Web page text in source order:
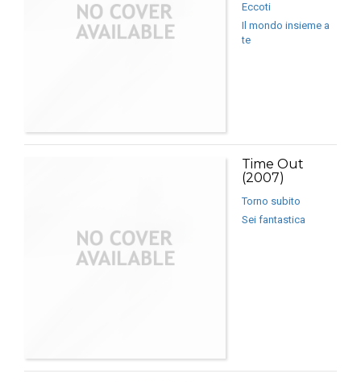
Eccoti
Il mondo insieme a
te
Time Out
(2007)
Torno subito
Sei fantastica